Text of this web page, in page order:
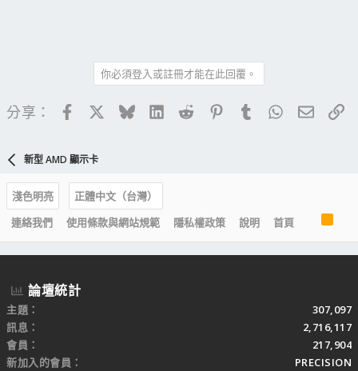
你必須登入或註冊才能在此回覆。
分享： FacebookBlueskyLinkedIn
Reddit PinterestTumblrWhatsApp
電子
新型 AMD 顯示卡
淺色明亮
正體中文（台灣）
連絡我們
使用條款與網站規範 隱私權政策 說明 首頁
S
論壇統計
主題
307,097
訊息
2,716,117
會員
217,904
新加入的會員
PRECISION